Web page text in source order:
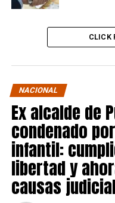
CLICK
NACIONAL
Ex alcalde de
condenado
infantil:
libertad y
causas